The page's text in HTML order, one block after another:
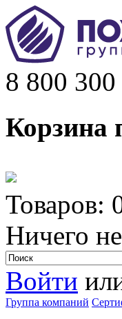
8 800
Корзина
Товаров:
Ничего
Войти
Группа компаний